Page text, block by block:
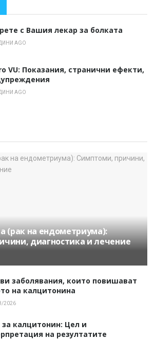
с Вашия лекар за болката
AGO
VU: Показания, странични ефекти,
AGO
(рак на ендометриума):
диагностика и лечение
заболявания, които повишават
на калцитонина
2026
за калцитонин: Цел и
на резултатите